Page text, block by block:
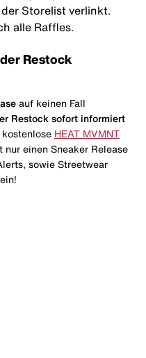
Storelist verlinkt.
alle Raffles.
Restock
auf keinen Fall
Restock sofort informiert
HEAT MVMNT
nur einen Sneaker Release
sowie Streetwear